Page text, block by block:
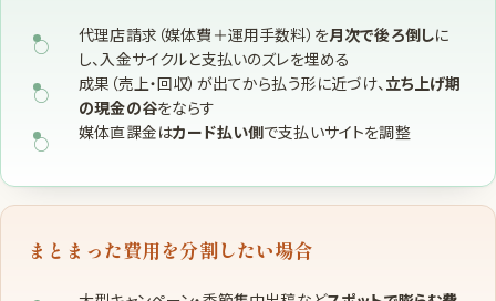
代理店請求（媒体費＋運用手数料）を月次で後ろ倒しに
し、入金サイクルと支払いのズレを埋める
成果（売上・回収）が出てから払う形に近づけ、立ち上げ期
の現金の谷をならす
媒体直課金はカード払い側で支払いサイトを調整
まとまった費用を分割したい場合